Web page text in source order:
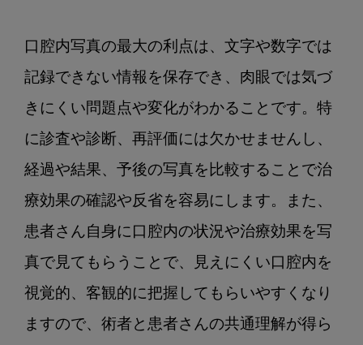
腔
内
真
を
ろ
う
口
腔
写
真
口腔内写真の最大の利点は、文字や数字では
記録できない情報を保存でき、肉眼では気づ
きにくい問題点や変化がわかることです。特
に診査や診断、再評価には欠かせませんし、
経過や結果、予後の写真を比較することで治
療効果の確認や反省を容易にします。また、
患者さん自身に口腔内の状況や治療効果を写
真で見てもらうことで、見えにくい口腔内を
視覚的、客観的に把握してもらいやすくなり
ますので、術者と患者さんの共通理解が得ら